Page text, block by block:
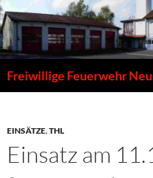
Zum
Inhalt
springen
Freiwillige Feuerwehr
EINSÄTZE,THL
Einsatz am